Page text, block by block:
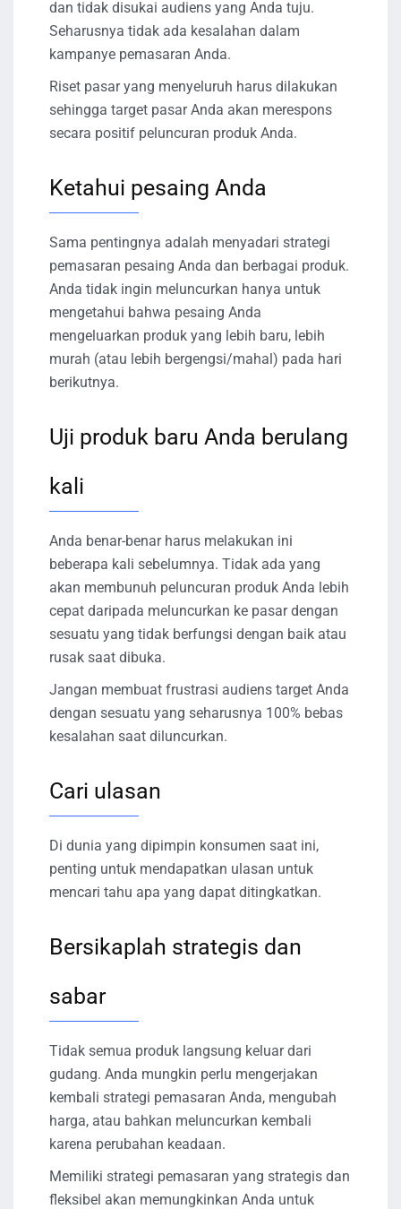
dan tidak disukai audiens yang Anda tuju.
Seharusnya tidak ada kesalahan dalam
kampanye pemasaran Anda.
Riset pasar yang menyeluruh harus dilakukan
sehingga target pasar Anda akan merespons
secara positif peluncuran produk Anda.
Ketahui pesaing Anda
Sama pentingnya adalah menyadari strategi
pemasaran pesaing Anda dan berbagai produk.
Anda tidak ingin meluncurkan hanya untuk
mengetahui bahwa pesaing Anda
mengeluarkan produk yang lebih baru, lebih
murah (atau lebih bergengsi/mahal) pada hari
berikutnya.
Uji produk baru Anda berulang
kali
Anda benar-benar harus melakukan ini
beberapa kali sebelumnya. Tidak ada yang
akan membunuh peluncuran produk Anda lebih
cepat daripada meluncurkan ke pasar dengan
sesuatu yang tidak berfungsi dengan baik atau
rusak saat dibuka.
Jangan membuat frustrasi audiens target Anda
dengan sesuatu yang seharusnya 100% bebas
kesalahan saat diluncurkan.
Cari ulasan
Di dunia yang dipimpin konsumen saat ini,
penting untuk mendapatkan ulasan untuk
mencari tahu apa yang dapat ditingkatkan.
Bersikaplah strategis dan
sabar
Tidak semua produk langsung keluar dari
gudang. Anda mungkin perlu mengerjakan
kembali strategi pemasaran Anda, mengubah
harga, atau bahkan meluncurkan kembali
karena perubahan keadaan.
Memiliki strategi pemasaran yang strategis dan
fleksibel akan memungkinkan Anda untuk